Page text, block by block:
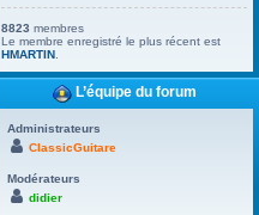
8823 membres
Le membre enregistré le plus récent est
HMARTIN.
L’équipe du forum
Administrateurs
ClassicGuitare
Modérateurs
didier